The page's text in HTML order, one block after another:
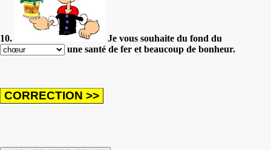
10.
Je vous souhaite du fond du
une santé de fer et beaucoup de bonheur.